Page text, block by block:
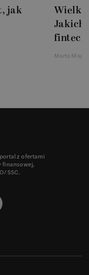
jak
Jakich
Marta
z ofertami
finansowej,
SSC.